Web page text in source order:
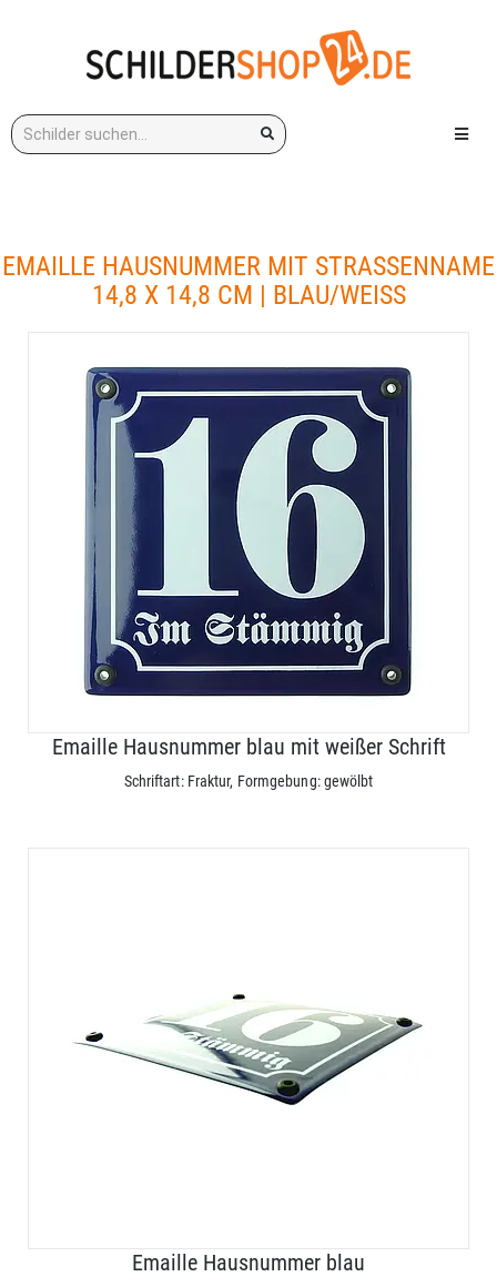
Stichwort: Menü
EMAILLE HAUSNUMMER MIT STRASSENNAME 1
4,8 X 14,8 CM | BLAU/WEISS
Emaille Hausnummer blau mit weißer Schrift
Schriftart: Fraktur, Formgebung: gewölbt
Emaille Hausnummer blau